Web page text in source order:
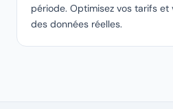
période. Optimisez vos tarifs
des données réelles.